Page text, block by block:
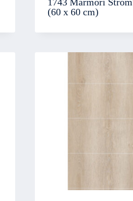
(60 x 60 cm)